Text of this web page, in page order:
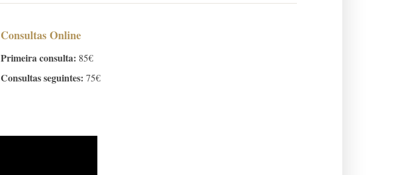
Consultas Online
Primeira consulta: 85€
Consultas seguintes: 75€